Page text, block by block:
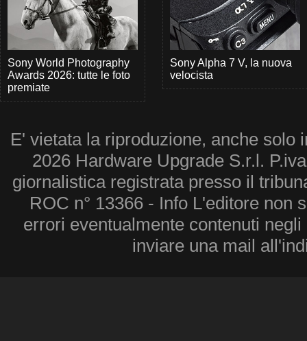
Sony World Photography
Awards 2026: tutte le foto
premiate
Sony Alpha 7 V, la nuova
velocista
E' vietata la riproduzione, anche solo
2026 Hardware Upgrade S.r.l.
giornalistica registrata presso il
ROC n° 13366 - Info L'editore non
errori eventualmente contenuti
inviare una mail